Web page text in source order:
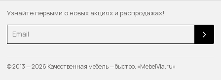
Узнайте первыми о новых акциях и распродажах!
Email
© 2013 — 2026 Качественная мебель — быстро. «MebelVia.ru»